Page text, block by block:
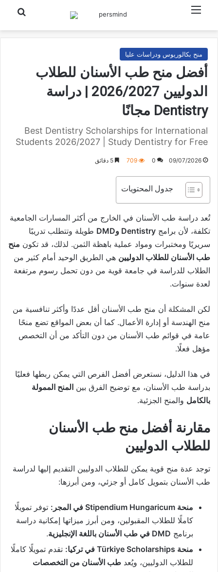
بحث عن
منح بكالوريوس ودراسات عليا
أفضل منح طب الأسنان للطلاب
الدوليين 2026/2027 | دراسة
Dentistry مجانًا
Best Dentistry Scholarships for International
Students 2026/2027 | Study Dentistry for Free
09/07/2026
0
709
جدول المحتويات
تُعد دراسة طب الأسنان في الخارج من أكثر المسارات الجامعية
تكلفة، لأن برامج Dentistry وDMD
طويلة وتتطلب تدريبًا
سريريًا ومختبرات ومواد عملية باهظة الثمن. لذلك، قد تكون منح
طب الأسنان للطلاب الدوليين هي الطريق الوحيد أمام كثير من
الطلاب للدراسة في جامعة قوية من دون تحمل رسوم مرتفعة
لعدة سنوات.
لكن المشكلة أن منح طب الأسنان أقل عددًا وأكثر تنافسية من
منح الهندسة أو إدارة الأعمال. كما أن بعض المواقع تضع منحًا
عامة في قوائم طب الأسنان من دون التأكد من أن التخصص
مؤهل فعلًا.
في هذا الدليل، نستعرض أفضل الفرص التي يمكن ربطها فعليًا
بدراسة طب الأسنان، مع توضيح الفرق بين المنح الممولة
بالكامل والمنح الجزئية.
مقارنة أفضل منح طب الأسنان
للطلاب الدوليين
توجد عدة منح قوية يمكن للطلاب الدوليين التقديم إليها لدراسة
طب الأسنان بتمويل كامل أو جزئي، ومن أبرزها:
منحة Stipendium Hungaricum في المجر:
توفر تمويلًا
كاملًا للطلاب المقبولين، ومن أبرز ميزاتها إمكانية دراسة
برنامج DMD في طب الأسنان باللغة الإنجليزية
.
منحة Türkiye Scholarships في تركيا:
تقدم تمويلًا كاملًا
للطلاب الدوليين، ويُعد طب الأسنان من التخصصات